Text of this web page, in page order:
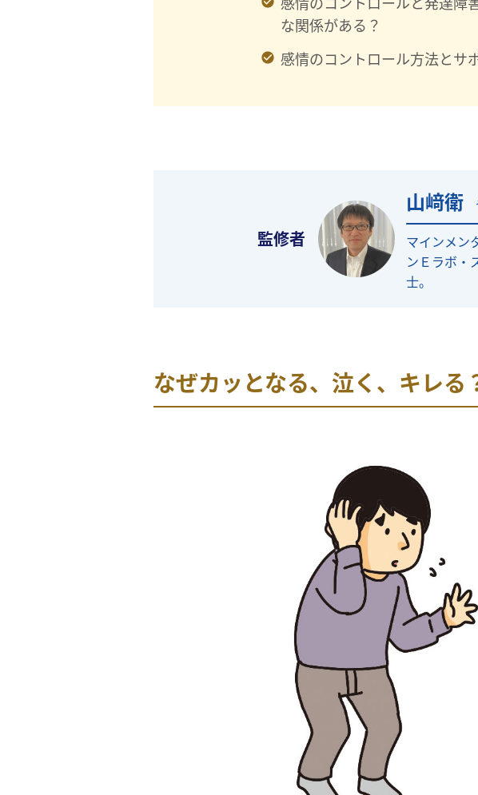
な関係がある？
感情のコントロール方法とサ
監修者
山﨑衛
マインメン
ンＥラボ・
士。
なぜカッとなる、泣く、キレ